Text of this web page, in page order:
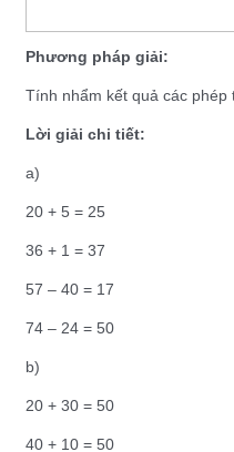
Phương pháp giải:
Tính nhẩm kết quả các phép
Lời giải chi tiết:
a)
20 + 5 = 25
36 + 1 = 37
57 – 40 = 17
74 – 24 = 50
b)
20 + 30 = 50
40 + 10 = 50